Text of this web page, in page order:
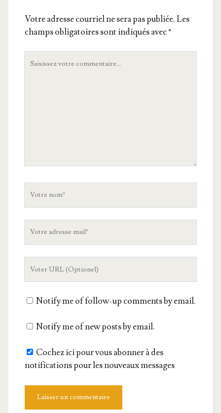
Votre adresse courriel ne sera pas publiée.Les
champs obligatoires sont indiqués avec*
siteNotify me of follow-up comments by email.
Notify me of new posts by email.
Cochez ici pour vous abonner à des
notifications pour les nouveaux messages